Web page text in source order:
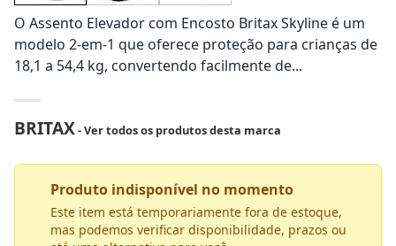
O Assento Elevador com Encosto Britax Skyline é um
modelo 2-em-1 que oferece proteção para crianças de
18,1 a 54,4 kg, convertendo facilmente de...
BRITAX- Ver todos os produtos desta marca
Produto indisponível no momento
Este item está temporariamente fora de estoque,
mas podemos verificar disponibilidade, prazos ou